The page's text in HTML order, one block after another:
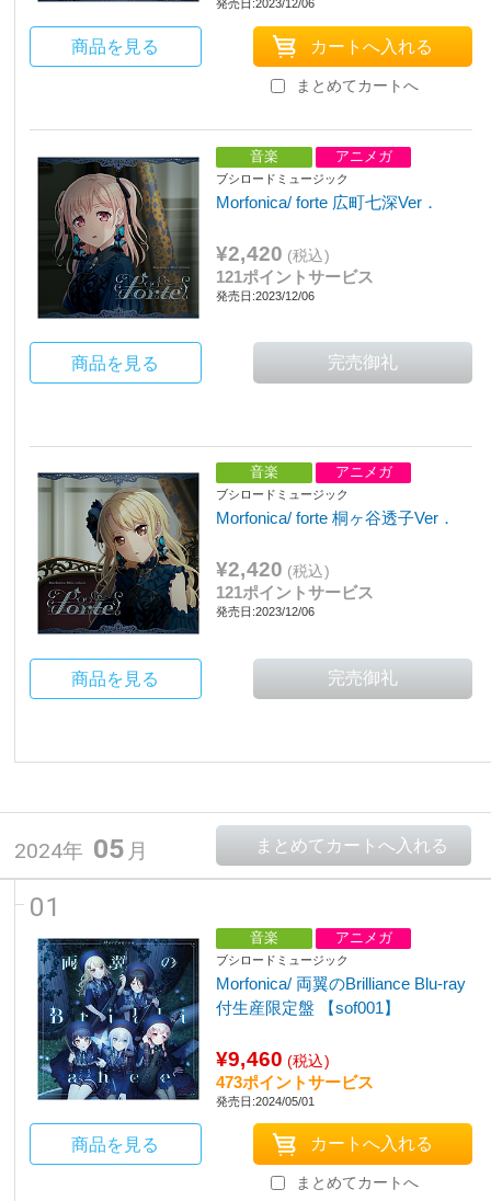
発売日:2023/12/06
商品を見る
まとめてカートへ
音楽 アニメガ
ブシロードミュージック
Morfonica/ forte 広町七深Ver．
¥2,420 (税込)
121ポイントサービス
発売日:2023/12/06
商品を見る
音楽 アニメガ
ブシロードミュージック
Morfonica/ forte 桐ヶ谷透子Ver．
¥2,420 (税込)
121ポイントサービス
発売日:2023/12/06
商品を見る
2024年 05 月
01
音楽 アニメガ
ブシロードミュージック
Morfonica/ 両翼のBrilliance Blu-ray
付生産限定盤 【sof001】
¥9,460 (税込)
473ポイントサービス
発売日:2024/05/01
商品を見る
まとめてカートへ